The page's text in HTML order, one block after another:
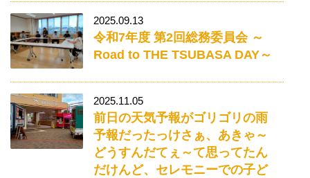
2025.09.13
令和7年度 第2回総務委員会 ～
Road to THE TSUBASA DAY～
2025.11.05
前日の天気予報がゴリゴリの雨
予報だったっけさぁ、あきゃ～
どうすんだてぇ～て思ってたん
だけんど、セレモニーでの子ど